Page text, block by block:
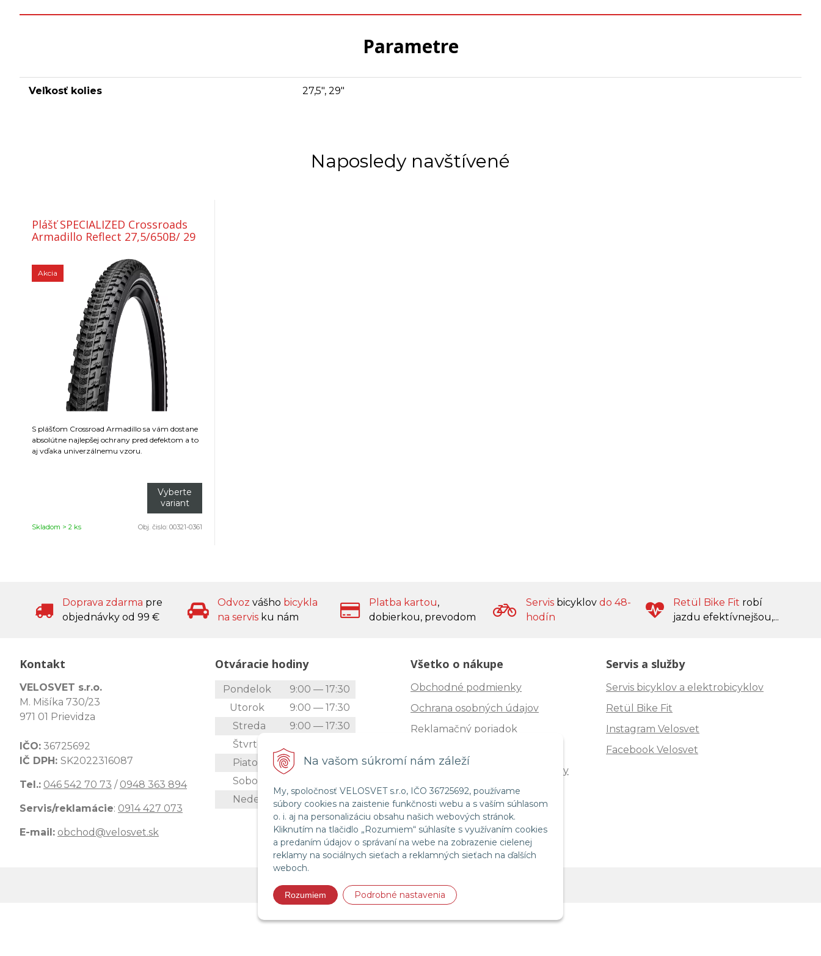
Na vašom súkromí nám záleží
My, spoločnosť VELOSVET s.r.o, IČO 36725692, používame
súbory cookies na zaistenie funkčnosti webu a s vaším súhlasom
o. i. aj na personalizáciu obsahu našich webových stránok.
Kliknutím na tlačidlo „Rozumiem“ súhlasíte s využívaním cookies
a predaním údajov o správaní na webe na zobrazenie cielenej
reklamy na sociálnych sieťach a reklamných sieťach na ďalších
weboch.
Rozumiem Podrobné nastavenia
Parametre
Veľkosť kolies 27,5", 29"
Naposledy navštívené
Plášť SPECIALIZED Crossroads
Armadillo Reflect 27,5/650B/ 29
Akcia
S plášťom Crossroad Armadillo sa vám dostane
absolútne najlepšej ochrany pred defektom a to
aj vďaka univerzálnemu vzoru.
Vyberte
variant
Skladom > 2 ks Obj. čislo: 00321-0361
Doprava zdarma pre
objednávky od 99 €
Odvoz vášho bicykla
na servis ku nám
Platba kartou,
dobierkou, prevodom
Servis bicyklov do 48-
hodín
Retül Bike Fit robí
jazdu efektívnejšou,...
Kontakt
VELOSVET s.r.o.
M. Mišíka 730/23
971 01 Prievidza
IČO: 36725692
IČ DPH: SK2022316087
Tel.: 046 542 70 73 / 0948 363 894
Servis/reklamácie: 0914 427 073
E-mail: obchod@velosvet.sk
Otváracie hodiny
Pondelok
9:00 — 17:30
Utorok
9:00 — 17:30
Streda
9:00 — 17:30
Štvrtok
Piatok
9:00 — 17:30
Sobota
Nedeľa
Zatvorené
Všetko o nákupe
Obchodné podmienky
Ochrana osobných údajov
Reklamačný poriadok
Zrušenie (STORNO) objednávky
Doprava
Možnosti platby
Štatút súťaže "Vianoce 2025"
Servis a služby
Servis bicyklov a elektrobicyklov
Retül Bike Fit
Instagram Velosvet
Facebook Velosvet
© 2026 Velosvet • NextShop&e-shop Pohoda Connector